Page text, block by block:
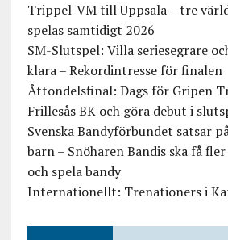
Trippel-VM till Uppsala – tre
spelas samtidigt 2026
SM-Slutspel: Villa seriesegrare
klara – Rekordintresse för finalen
Åttondelsfinal: Dags för Gripen
Frillesås BK och göra debut i
Svenska Bandyförbundet satsar
barn – Snöharen Bandis ska få
och spela bandy
Internationellt: Trenationers i